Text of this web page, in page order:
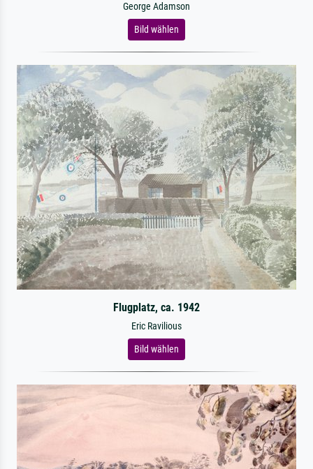
George Adamson
Bild wählen
Flugplatz, ca. 1942
Eric Ravilious
Bild wählen